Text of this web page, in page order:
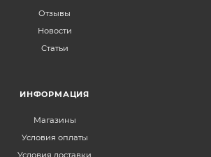
Отзывы
Новости
Статьи
ИНФОРМАЦИЯ
Магазины
Условия оплаты
Условия доставки